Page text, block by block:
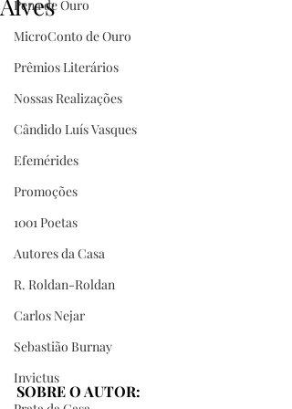
Pena de Ouro
MicroConto de Ouro
Prêmios Literários
Nossas Realizações
Cândido Luís Vasques
Efemérides
Promoções
1001 Poetas
Autores da Casa
R. Roldan-Roldan
Carlos Nejar
Sebastião Burnay
Invictus
SOBRE O AUTOR: